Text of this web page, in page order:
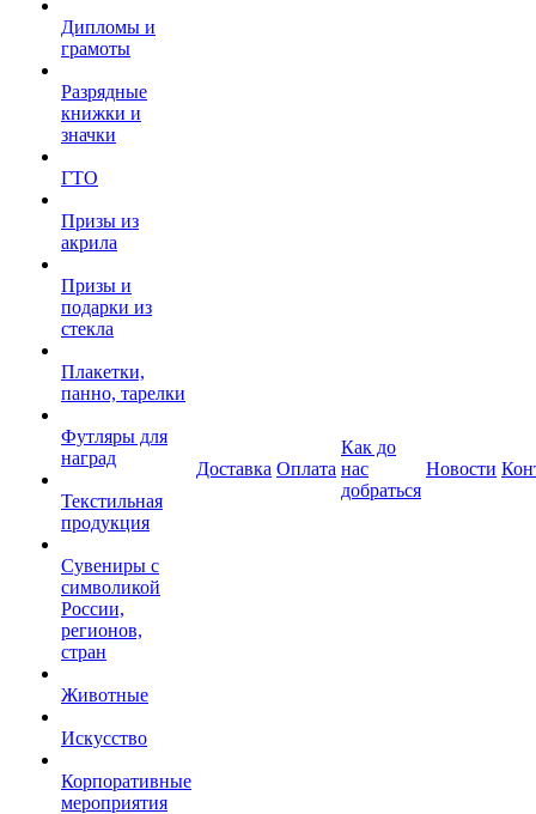
Дипломы и
грамоты
Разрядные
книжки и
значки
ГТО
Призы из
акрила
Призы и
подарки из
стекла
Плакетки,
панно, тарелки
Футляры для
наград
Текстильная
продукция
Сувениры с
символикой
России,
регионов,
стран
Животные
Искусство
Корпоративные
мероприятия
Доставка Оплата
Как до
нас
добраться
Новости